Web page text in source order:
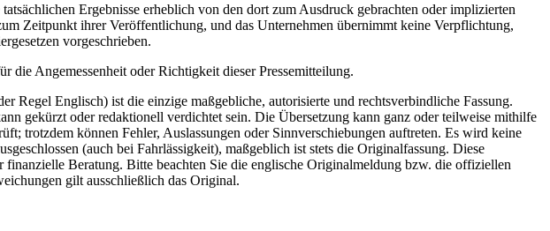
Ergebnisse erheblich von den dort zum Ausdruck gebrachten oder implizierten
Zeitpunkt ihrer Veröffentlichung, und das Unternehmen übernimmt keine Verpflichtung,
vorgeschrieben.
die Angemessenheit oder Richtigkeit dieser Pressemitteilung.
Englisch) ist die einzige maßgebliche, autorisierte und rechtsverbindliche Fassung.
gekürzt oder redaktionell verdichtet sein. Die Übersetzung kann ganz oder teilweise mithilfe
trotzdem können Fehler, Auslassungen oder Sinnverschiebungen auftreten. Es wird keine
(auch bei Fahrlässigkeit), maßgeblich ist stets die Originalfassung. Diese
Beratung. Bitte beachten Sie die englische Originalmeldung bzw. die offiziellen
gilt ausschließlich das Original.